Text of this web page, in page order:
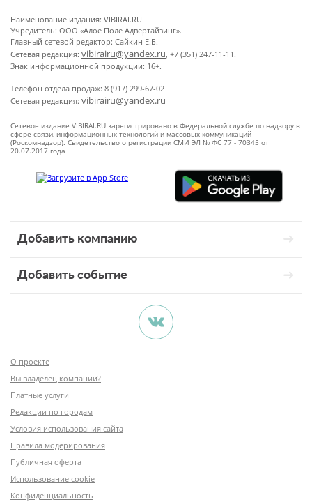
Наименование издания: VIBIRAI.RU
Учредитель: ООО «Алое Поле Адвертайзинг».
Главный сетевой редактор: Сайкин Е.Б.
Сетевая редакция: vibirairu@yandex.ru, +7 (351) 247-11-11.
Знак информационной продукции: 16+.
Телефон отдела продаж: 8 (917) 299-67-02
Сетевая редакция: vibirairu@yandex.ru
Сетевое издание VIBIRAI.RU зарегистрировано в Федеральной службе по надзору в
сфере связи, информационных технологий и массовых коммуникаций
(Роскомнадзор). Свидетельство о регистрации СМИ ЭЛ № ФС 77 - 70345 от
20.07.2017 года
Добавить компанию
Добавить событие
О проекте
Вы владелец компании?
Платные услуги
Редакции по городам
Условия использования сайта
Правила модерирования
Публичная оферта
Использование cookie
Конфиденциальность